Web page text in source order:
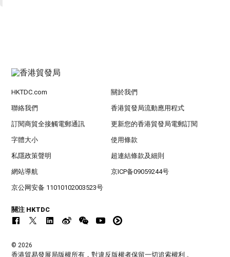
HKTDC.com 關於我們
聯絡我們 香港貿發局流動應用程式
訂閱商貿全接觸電郵通訊 更新您的香港貿發局電郵訂閱
字體大小 使用條款
私隱政策聲明 超連結條款及細則
網站導航 京ICP备09059244号
京公网安备 11010102003523号
關注 HKTDC
© 2026
香港貿易發展局版權所有，對違反版權者保留一切追索權利 。